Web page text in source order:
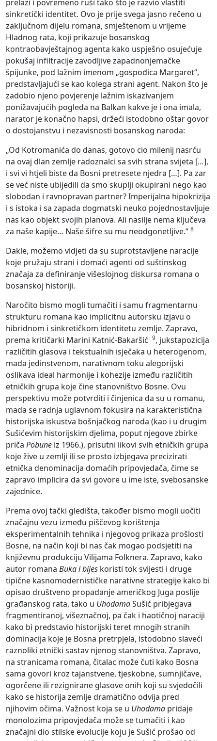
prelazi i povremeno ruši tako što je razvio vlastiti
sinkretički identitet. Ovo je prije svega jasno rečeno u
zaključnom dijelu romana, smještenom u vrijeme
Hladnog rata, koji prikazuje bosanskog
kontraobavještajnog agenta kako uspješno osujećuje
pokušaj infiltracije zavodljive zapadnonjemačke
špijunke, pod lažnim imenom „gospođica Margaret“,
predstavljajući se kao kolega strani agent. Nakon što je
zadobio njeno povjerenje lažnim iskazivanjem
ponižavajućih pogleda na Balkan kakve je i ona imala,
narator je konačno hapsi, držeći istodobno oštar govor
o dostojanstvu i nezavisnosti bosanskog naroda:
„Od Kotromanića do danas, gotovo cio milenij nasrću
na ovaj dlan zemlje radoznalci sa svih strana svijeta […],
i svi vi htjeli biste da Bosni pretresete njedra […]. Pa zar
se već niste ubijedili da smo skuplji okupirani nego kao
slobodan i ravnopravan partner? Imperijalna hipokrizija
i s istoka i sa zapada dogmatski neuko pojednostavljuje
nas kao objekt svojih planova. Ali nasilje nema ključeva
za naše kapije… Naše šifre su mu neodgonetljive.“ 8
Dakle, možemo vidjeti da su suprotstavljene naracije
koje pružaju strani i domaći agenti od suštinskog
značaja za definiranje višeslojnog diskursa romana o
bosanskoj historiji.
Naročito bismo mogli tumačiti i samu fragmentarnu
strukturu romana kao implicitnu autorsku izjavu o
hibridnom i sinkretičkom identitetu zemlje. Zapravo,
prema kritičarki Marini Katnić-Bakaršić 9, jukstapozicija
različitih glasova i tekstualnih isječaka u heterogenom,
mada jedinstvenom, narativnom toku alegorijski
oslikava ideal harmonije i kohezije između različitih
etničkih grupa koje čine stanovništvo Bosne. Ovu
perspektivu može potvrditi i činjenica da su u romanu,
mada se radnja uglavnom fokusira na karakteristična
historijska iskustva bošnjačkog naroda (kao i u drugim
Sušićevim historijskim djelima, poput njegove zbirke
priča Pobune iz 1966.), prisutni likovi svih etničkih grupa
koje žive u zemlji ili se prosto izbjegava precizirati
etnička denominacija domaćih pripovjedača, čime se
zapravo implicira da svi govore u ime iste, svebosanske
zajednice.
Prema ovoj tački gledišta, također bismo mogli uočiti
značajnu vezu između piščevog korištenja
eksperimentalnih tehnika i njegovog prikaza prošlosti
Bosne, na način koji bi nas čak mogao podsjetiti na
književnu produkciju Vilijama Folknera. Zapravo, kako
autor romana Buka i bijes koristi tok svijesti i druge
tipične kasnomodernističke narativne strategije kako bi
opisao društveno propadanje američkog Juga poslije
građanskog rata, tako u UhodamaSušić pribjegava
fragmentiranoj, višeznačnoj, pa čak i haotičnoj naraciji
kako bi predstavio historijski teret mnogih stranih
dominacija koje je Bosna pretrpjela, istodobno slaveći
raznoliki etnički sastav njenog stanovništva. Zapravo,
na stranicama romana, čitalac može čuti kako Bosna
sama govori kroz tajanstvene, tjeskobne, sumnjičave,
ogorčene ili rezignirane glasove onih koji su svjedočili
kako se historija zemlje dramatično odvija pred
njihovim očima. Važnost koja se u Uhodama pridaje
monolozima pripovjedača može se tumačiti i kao
značajni dio stilske evolucije koju je Sušić prošao od